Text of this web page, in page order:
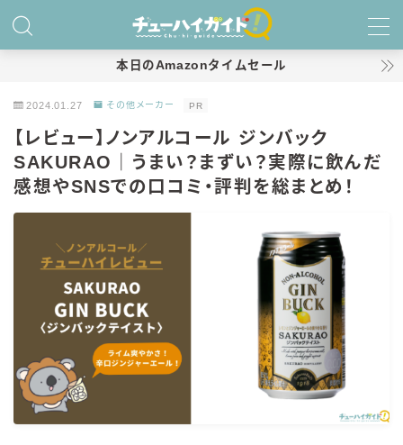
特集！
商品レビュー
キリン
氷結
氷結 無糖
氷結 ストロング
麒麟特製サワー
麒麟 発酵サワー
本日のAmazonタイムセール
2024.01.27 その他メーカー PR
【レビュー】ノンアルコール ジンバック
SAKURAO｜うまい？まずい？実際に飲んだ
感想やSNSでの口コミ・評判を総まとめ！